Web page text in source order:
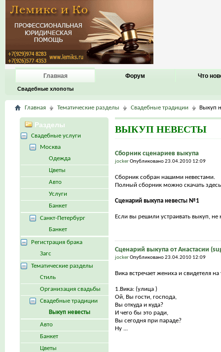
Главная
Свадебные хлопоты
Форум Что
Главная Тематические разделы Свадебные традиции Выкуп
ВЫКУП НЕВЕСТЫ
Сборник сценариев выкупа
jockerОпубликовано 23.04.2010 12:09
Сборник собран нашими невестами.
Полный сборник можно скачать
Сценарий выкупа невесты №1
Если вы решили устраивать выкуп, не
Сценарий выкупа от Анастасии
jockerОпубликовано 23.04.2010 12:09
Вика встречает жениха и свидетеля на
1.Вика: (улица )
Ой, Вы гости, господа,
Вы откуда и куда?
И чего бы это ради,
Вы сегодня при параде?
Ну ...
Разделы
Свадебные услуги
Москва
Одежда
Цветы
Авто
Услуги
Банкет
Санкт-Петербург
Банкет
Регистрация брака
Загс
Тематические разделы
Стиль
Организация свадьбы
Свадебные традиции
Выкуп невесты
Авто
Банкет
Цветы